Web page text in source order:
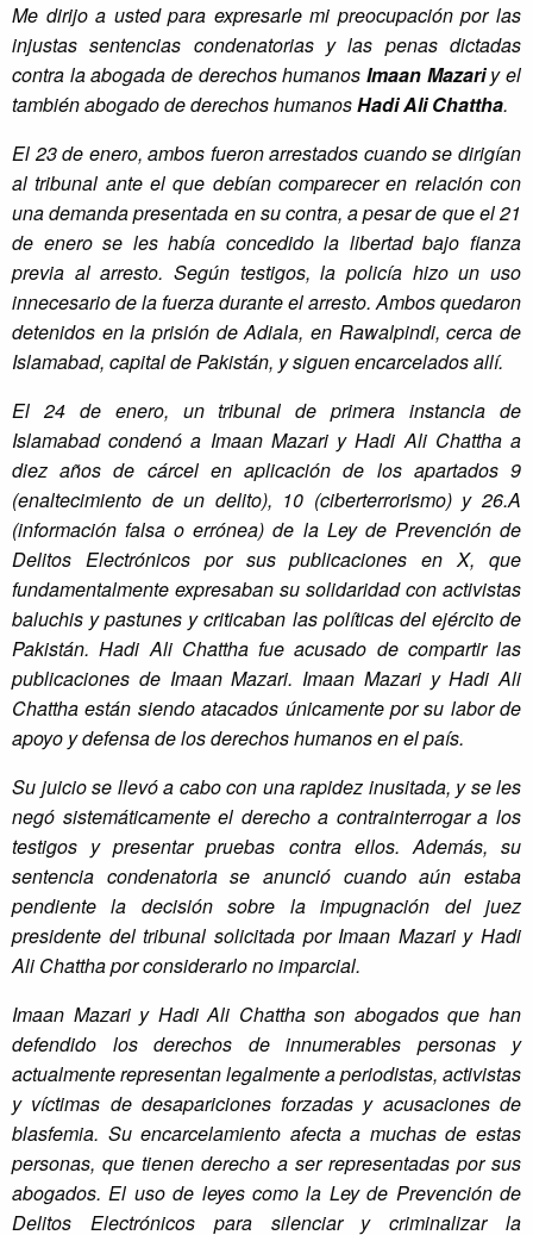
Me dirijo a usted para expresarle mi preocupación por las
injustas sentencias condenatorias y las penas dictadas
contra la abogada de derechos humanos Imaan Mazariy el
también abogado de derechos humanosHadi Ali Chattha.
El 23 de enero, ambos fueron arrestados cuando se dirigían
al tribunal ante el que debían comparecer en relación con
una demanda presentada en su contra, a pesar de que el 21
de enero se les había concedido la libertad bajo fianza
previa al arresto. Según testigos, la policía hizo un uso
innecesario de la fuerza durante el arresto. Ambos quedaron
detenidos en la prisión de Adiala, en Rawalpindi, cerca de
Islamabad, capital de Pakistán, y siguen encarcelados allí.
El 24 de enero, un tribunal de primera instancia de
Islamabad condenó a Imaan Mazari y Hadi Ali Chattha a
diez años de cárcel en aplicación de los apartados 9
(enaltecimiento de un delito), 10 (ciberterrorismo) y 26.A
(información falsa o errónea) de la Ley de Prevención de
Delitos Electrónicos por sus publicaciones en X, que
fundamentalmente expresaban su solidaridad con activistas
baluchis y pastunes y criticaban las políticas del ejército de
Pakistán. Hadi Ali Chattha fue acusado de compartir las
publicaciones de Imaan Mazari. Imaan Mazari y Hadi Ali
Chattha están siendo atacados únicamente por su labor de
apoyo y defensa de los derechos humanos en el país.
Su juicio se llevó a cabo con una rapidez inusitada, y se les
negó sistemáticamente el derecho a contrainterrogar a los
testigos y presentar pruebas contra ellos. Además, su
sentencia condenatoria se anunció cuando aún estaba
pendiente la decisión sobre la impugnación del juez
presidente del tribunal solicitada por Imaan Mazari y Hadi
Ali Chattha por considerarlo no imparcial.
Imaan Mazari y Hadi Ali Chattha son abogados que han
defendido los derechos de innumerables personas y
actualmente representan legalmente a periodistas, activistas
y víctimas de desapariciones forzadas y acusaciones de
blasfemia. Su encarcelamiento afecta a muchas de estas
personas, que tienen derecho a ser representadas por sus
abogados. El uso de leyes como la Ley de Prevención de
Delitos Electrónicos para silenciar y criminalizar la